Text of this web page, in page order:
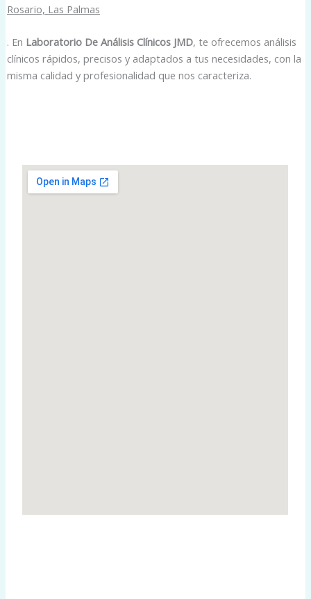
Rosario, Las Palmas
. En Laboratorio De Análisis Clínicos JMD, te ofrecemos análisis
clínicos rápidos, precisos y adaptados a tus necesidades, con la
misma calidad y profesionalidad que nos caracteriza.